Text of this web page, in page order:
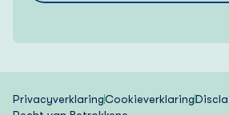
PrivacyverklaringCookieverklaring